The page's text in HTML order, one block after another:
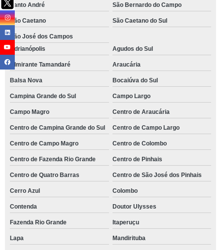
Santo André São Bernardo do Campo
São Caetano São Caetano do Sul
São José dos Campos
Adrianópolis
Agudos do Sul
Almirante Tamandaré Araucária
Balsa Nova Bocaiúva do Sul
Campina Grande do Sul Campo Largo
Campo Magro Centro de Araucária
Centro de Campina Grande do Sul Centro de Campo Largo
Centro de Campo Magro Centro de Colombo
Centro de Fazenda Rio Grande Centro de Pinhais
Centro de Quatro Barras Centro de São José dos Pinhais
Cerro Azul Colombo
Contenda Doutor Ulysses
Fazenda Rio Grande Itaperuçu
Lapa Mandirituba